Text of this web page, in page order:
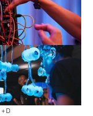
+D